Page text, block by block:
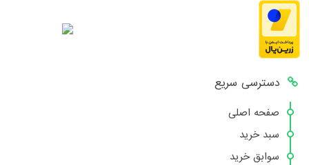
دسترسی سریع
صفحه اصلی
سبد خرید
سوابق خرید